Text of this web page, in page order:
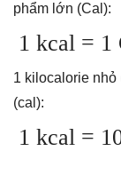
phẩm lớn (Cal):
1 kcal = 1
1 kilocalorie
(cal):
1 kcal =